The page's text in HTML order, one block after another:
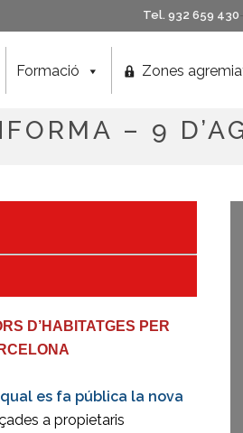
Tel. 932 659 430
Formació Zones
– 9
D’HABITATGES PER
es fa pública la nova
a propietaris